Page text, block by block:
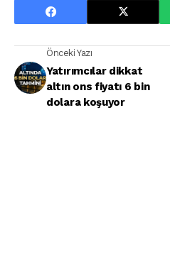
Önceki Yazı
Yatırımcılar dikkat
altın ons fiyatı 6 bin
dolara koşuyor